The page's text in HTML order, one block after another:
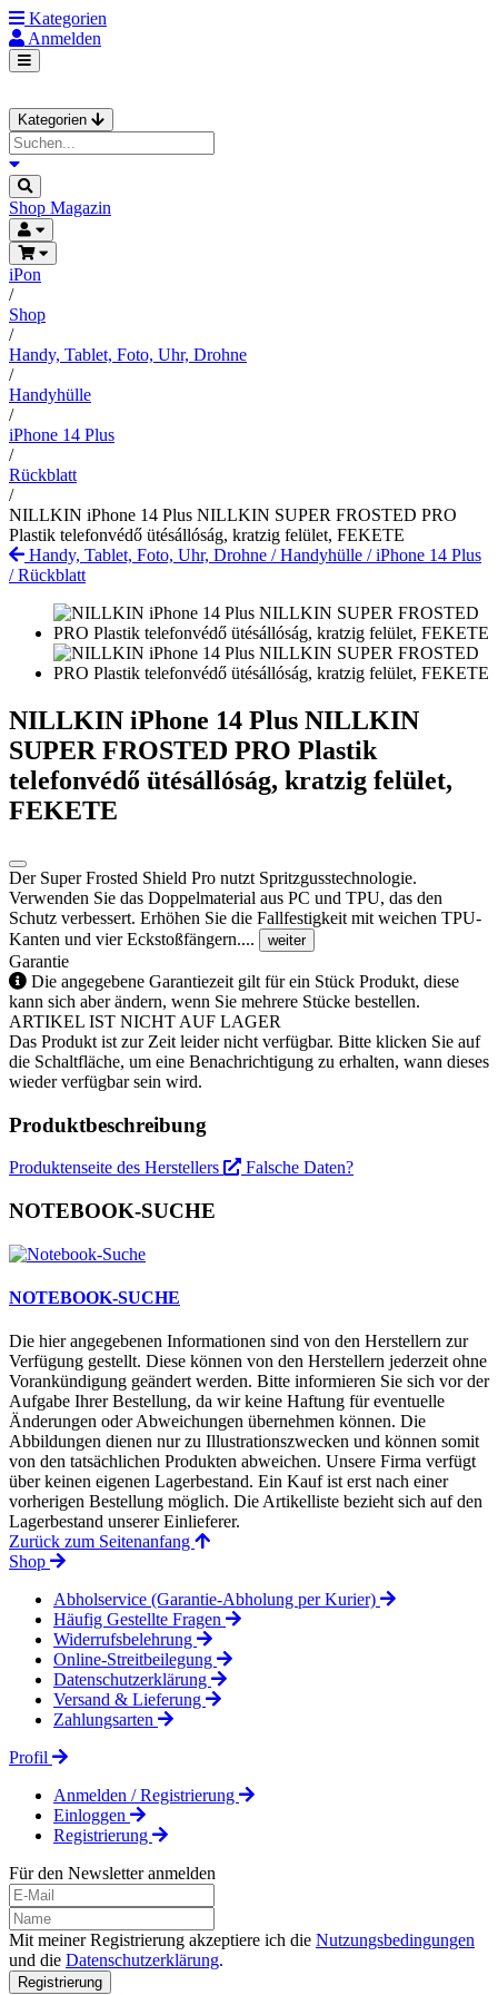
Kategorien
Anmelden
Kategorien
Shop Magazin
iPon
/
Shop
/
Handy, Tablet, Foto, Uhr, Drohne
/
Handyhülle
/
iPhone 14 Plus
/
Rückblatt
/
NILLKIN iPhone 14 Plus NILLKIN SUPER FROSTED PRO
Plastik telefonvédő ütésállóság, kratzig felület, FEKETE
Handy, Tablet, Foto, Uhr, Drohne /Handyhülle /iPhone 14 Plus
/Rückblatt
NILLKIN iPhone 14 Plus NILLKIN
SUPER FROSTED PRO Plastik
telefonvédő ütésállóság, kratzig felület,
FEKETE
Der Super Frosted Shield Pro nutzt Spritzgusstechnologie.
Verwenden Sie das Doppelmaterial aus PC und TPU, das den
Schutz verbessert. Erhöhen Sie die Fallfestigkeit mit weichen TPU-
Kanten und vier Eckstoßfängern....
weiter
Garantie
Die angegebene Garantiezeit gilt für ein Stück Produkt, diese
kann sich aber ändern, wenn Sie mehrere Stücke bestellen.
ARTIKEL IST NICHT AUF LAGER
Das Produkt ist zur Zeit leider nicht verfügbar. Bitte klicken Sie auf
die Schaltfläche, um eine Benachrichtigung zu erhalten, wann dieses
wieder verfügbar sein wird.
Produktbeschreibung
Produktenseite des Herstellers Falsche Daten?
NOTEBOOK-SUCHE
NOTEBOOK-SUCHE
Die hier angegebenen Informationen sind von den Herstellern zur
Verfügung gestellt. Diese können von den Herstellern jederzeit ohne
Vorankündigung geändert werden. Bitte informieren Sie sich vor der
Aufgabe Ihrer Bestellung, da wir keine Haftung für eventuelle
Änderungen oder Abweichungen übernehmen können. Die
Abbildungen dienen nur zu Illustrationszwecken und können somit
von den tatsächlichen Produkten abweichen. Unsere Firma verfügt
über keinen eigenen Lagerbestand. Ein Kauf ist erst nach einer
vorherigen Bestellung möglich. Die Artikelliste bezieht sich auf den
Lagerbestand unserer Einlieferer.
Zurück zum Seitenanfang
Shop
Abholservice (Garantie-Abholung per Kurier)
Häufig Gestellte Fragen
Widerrufsbelehrung
Online-Streitbeilegung
Datenschutzerklärung
Versand & Lieferung
Zahlungsarten
Profil
Anmelden / Registrierung
Einloggen
Registrierung
Für den Newsletter anmelden
Mit meiner Registrierung akzeptiere ich die Nutzungsbedingungen
und die Datenschutzerklärung.
Registrierung